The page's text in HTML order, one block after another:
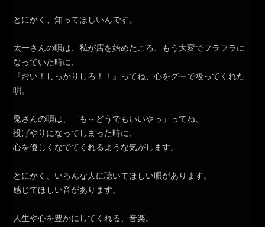
とにかく、知ってほしいんです。
太一さんの唄は、私が店を始めたころ、もう大変でフラフラに
なっていた時に、
『おい！しっかりしろ！！』ってね、心をグーで殴ってくれた
唄。
兎さんの唄は、「も～どうでもいいやっ」ってね、
投げやりになってしまった時に、
心を優しくなでてくれるような気がします。
とにかく、いろんな人に聴いてほしい唄があります。
感じてほしい音があります。
人生や心を豊かにしてくれる、音楽。